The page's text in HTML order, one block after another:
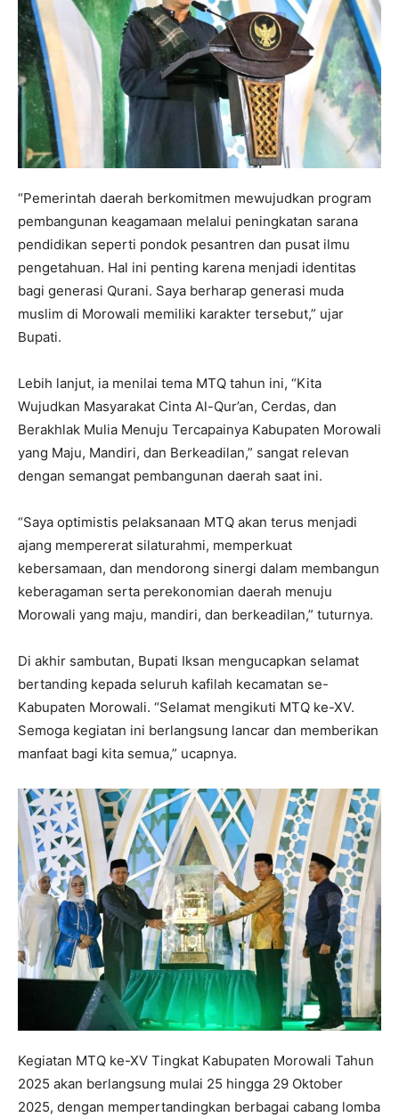
“Pemerintah daerah berkomitmen mewujudkan program
pembangunan keagamaan melalui peningkatan sarana
pendidikan seperti pondok pesantren dan pusat ilmu
pengetahuan. Hal ini penting karena menjadi identitas
bagi generasi Qurani. Saya berharap generasi muda
muslim di Morowali memiliki karakter tersebut,” ujar
Bupati.
Lebih lanjut, ia menilai tema MTQ tahun ini, “Kita
Wujudkan Masyarakat Cinta Al-Qur’an, Cerdas, dan
Berakhlak Mulia Menuju Tercapainya Kabupaten Morowali
yang Maju, Mandiri, dan Berkeadilan,” sangat relevan
dengan semangat pembangunan daerah saat ini.
“Saya optimistis pelaksanaan MTQ akan terus menjadi
ajang mempererat silaturahmi, memperkuat
kebersamaan, dan mendorong sinergi dalam membangun
keberagaman serta perekonomian daerah menuju
Morowali yang maju, mandiri, dan berkeadilan,” tuturnya.
Di akhir sambutan, Bupati Iksan mengucapkan selamat
bertanding kepada seluruh kafilah kecamatan se-
Kabupaten Morowali. “Selamat mengikuti MTQ ke-XV.
Semoga kegiatan ini berlangsung lancar dan memberikan
manfaat bagi kita semua,” ucapnya.
Kegiatan MTQ ke-XV Tingkat Kabupaten Morowali Tahun
2025 akan berlangsung mulai 25 hingga 29 Oktober
2025, dengan mempertandingkan berbagai cabang lomba